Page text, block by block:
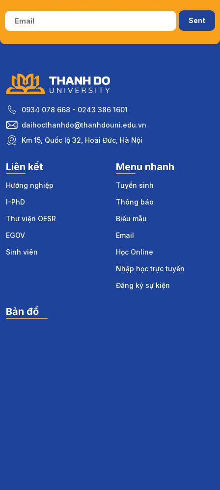
0934 078 668 - 0243 386 1601
daihocthanhdo@thanhdouni.edu.vn
Km 15, Quốc lộ 32, Hoài Đức, Hà Nội
Liên kết
Hướng nghiệp
I-PhD
Thư viện OESR
EGOV
Sinh viên
Menu nhanh
Tuyển sinh
Thông báo
Biểu mẫu
Email
Học Online
Nhập học trực tuyến
Đăng ký sự kiện
Bản đồ